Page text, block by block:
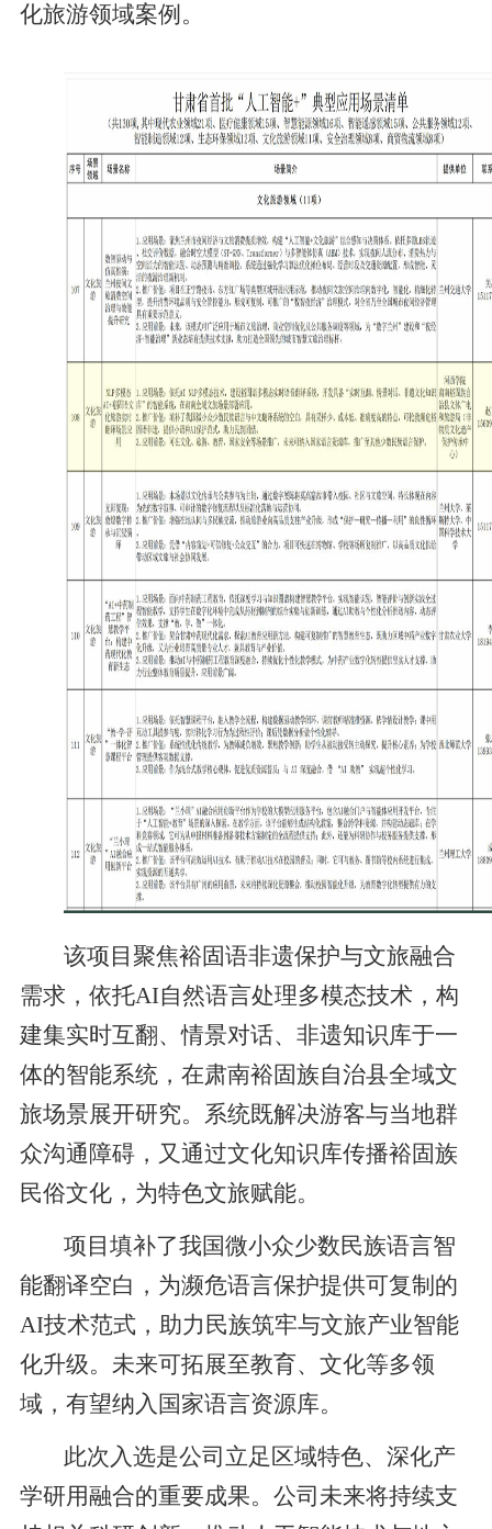
化旅游领域案例。
该项目聚焦裕固语非遗保护与文旅融合
需求，依托AI自然语言处理多模态技术，构
建集实时互翻、情景对话、非遗知识库于一
体的智能系统，在肃南裕固族自治县全域文
旅场景展开研究。系统既解决游客与当地群
众沟通障碍，又通过文化知识库传播裕固族
民俗文化，为特色文旅赋能。
项目填补了我国微小众少数民族语言智
能翻译空白，为濒危语言保护提供可复制的
AI技术范式，助力民族筑牢与文旅产业智能
化升级。未来可拓展至教育、文化等多领
域，有望纳入国家语言资源库。
此次入选是公司立足区域特色、深化产
学研用融合的重要成果。公司未来将持续支